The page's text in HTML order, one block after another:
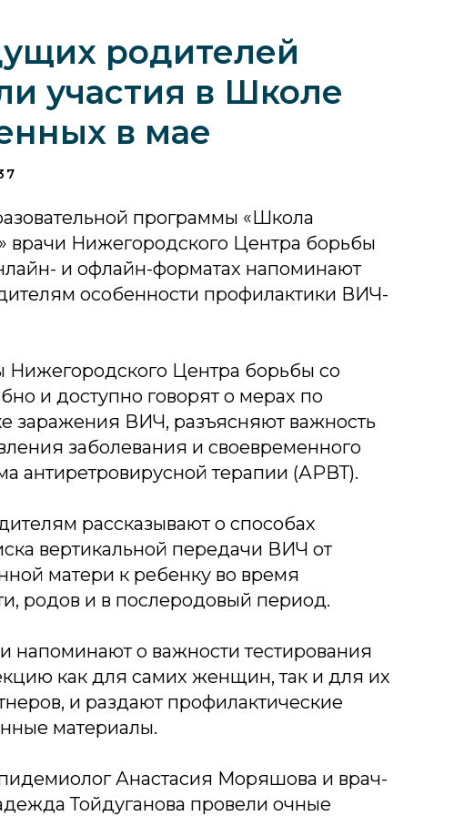
родителей
участия в Школе
в мае
программы «Школа
врачи Нижегородского Центра борьбы
и офлайн-форматах напоминают
особенности профилактики ВИЧ-
Нижегородского Центра борьбы со
и доступно говорят о мерах по
заражения ВИЧ, разъясняют важность
заболевания и своевременного
антиретровирусной терапии (АРВТ).
рассказывают о способах
вертикальной передачи ВИЧ от
матери к ребенку во время
родов и в послеродовый период.
напоминают о важности тестирования
как для самих женщин, так и для их
и раздают профилактические
материалы.
Анастасия Моряшова и врач-
Тойдуганова провели очные